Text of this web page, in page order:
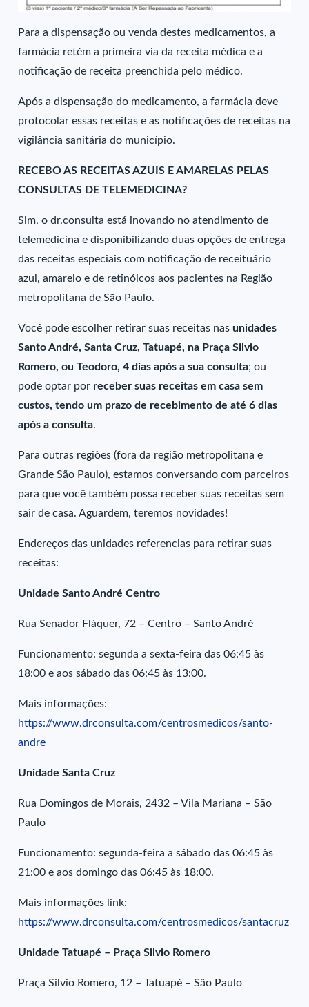
Para a dispensação ou venda destes medicamentos, a
farmácia retém a primeira via da receita médica e a
notificação de receita preenchida pelo médico.
Após a dispensação do medicamento, a farmácia deve
protocolar essas receitas e as notificações de receitas na
vigilância sanitária do município.
RECEBO AS RECEITAS AZUIS E AMARELAS PELAS
CONSULTAS DE TELEMEDICINA?
Sim, o dr.consulta está inovando no atendimento de
telemedicina e disponibilizando duas opções de entrega
das receitas especiais com notificação de receituário
azul, amarelo e de retinóicos aos pacientes na Região
metropolitana de São Paulo.
Você pode escolher retirar suas receitas nasunidades
Santo André, Santa Cruz, Tatuapé, na Praça Silvio
Romero, ou Teodoro, 4 dias após a sua consulta; ou
pode optar por receber suas receitas em casa sem
custos, tendo um prazo de recebimento de até 6 dias
após a consulta.
Para outras regiões (fora da região metropolitana e
Grande São Paulo), estamos conversando com parceiros
para que você também possa receber suas receitas sem
sair de casa. Aguardem, teremos novidades!
Endereços das unidades referencias para retirar suas
receitas:
Unidade Santo André Centro
Rua Senador Fláquer, 72 – Centro – Santo André
Funcionamento: segunda a sexta-feira das 06:45 às
18:00 e aos sábado das 06:45 às 13:00.
Mais informações:
https://www.drconsulta.com/centrosmedicos/santo-
andre
Unidade Santa Cruz
Rua Domingos de Morais, 2432 – Vila Mariana – São
Paulo
Funcionamento: segunda-feira a sábado das 06:45 às
21:00 e aos domingo das 06:45 às 18:00.
Mais informações link:
https://www.drconsulta.com/centrosmedicos/santacruz
Unidade Tatuapé – Praça Silvio Romero
Praça Silvio Romero, 12 – Tatuapé – São Paulo